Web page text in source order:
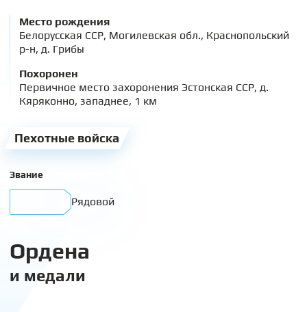
Место рождения
Белорусская ССР, Могилевская обл., Краснопольский
р-н, д. Грибы
Похоронен
Первичное место захоронения Эстонская ССР, д.
Кяряконно, западнее, 1 км
Пехотные войска
Звание
Рядовой
Ордена
и медали